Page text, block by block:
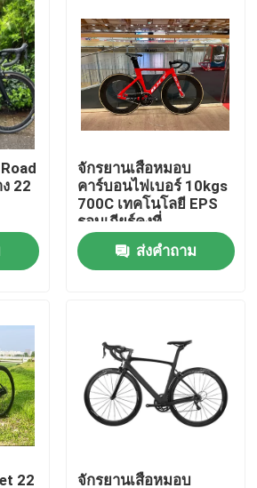
าร์บอน
าร์บอน
บอน
22
จักรยานเสือหมอบ
คาร์บอนไฟเบอร์ 10kgs
700C เทคโนโลยี EPS
รอบเกียร์คงที่
ส่งคำถาม
22 จักรยานเสือหมอบ